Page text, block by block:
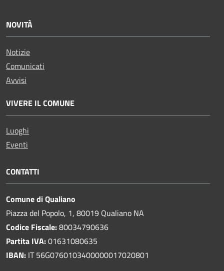
NOVITÀ
Notizie
Comunicati
Avvisi
VIVERE IL COMUNE
Luoghi
Eventi
CONTATTI
Comune di Qualiano
Piazza del Popolo, 1, 80019 Qualiano NA
Codice Fiscale:80034790636
Partita IVA:01631080635
IBAN: IT 56G0760103400000017020801